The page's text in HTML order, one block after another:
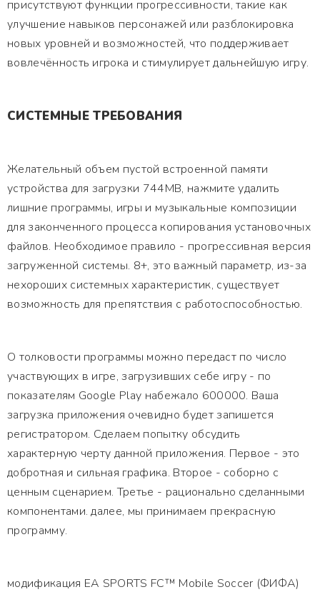
присутствуют функции прогрессивности, такие как
улучшение навыков персонажей или разблокировка
новых уровней и возможностей, что поддерживает
вовлечённость игрока и стимулирует дальнейшую игру.
СИСТЕМНЫЕ ТРЕБОВАНИЯ
Желательный объем пустой встроенной памяти
устройства для загрузки 744MB, нажмите удалить
лишние программы, игры и музыкальные композиции
для законченного процесса копирования установочных
файлов. Необходимое правило - прогрессивная версия
загруженной системы. 8+, это важный параметр, из-за
нехороших системных характеристик, существует
возможность для препятствия с работоспособностью.
О толковости программы можно передаст по число
участвующих в игре, загрузивших себе игру - по
показателям Google Play набежало 600000. Ваша
загрузка приложения очевидно будет запишется
регистратором. Сделаем попытку обсудить
характерную черту данной приложения. Первое - это
добротная и сильная графика. Второе - соборно с
ценным сценарием. Третье - рационально сделанными
компонентами. далее, мы принимаем прекрасную
программу.
модификация EA SPORTS FC™ Mobile Soccer (ФИФА)